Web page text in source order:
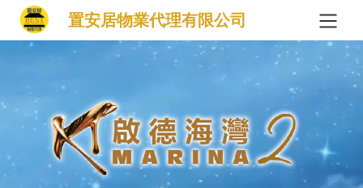
置安居物業代理有限公司